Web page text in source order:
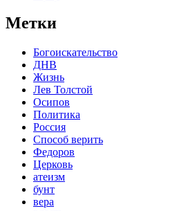
Метки
Богоискательство
ДНВ
Жизнь
Лев Толстой
Осипов
Политика
Россия
Способ верить
Федоров
Церковь
атеизм
бунт
вера